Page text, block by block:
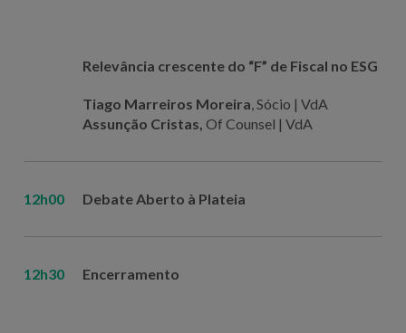
Relevância crescente do “F” de Fiscal no ESG
Tiago Marreiros Moreira, Sócio | VdA
Assunção Cristas, Of Counsel | VdA
12h00 Debate Aberto à Plateia
12h30 Encerramento